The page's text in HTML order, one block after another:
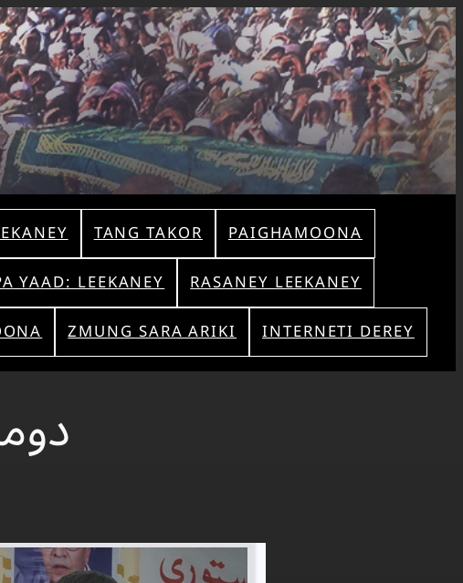
Skip
to
content
TANG TAKOR
PAIGHAMOONA
YAAD: LEEKANEY
RASANEY LEEKANEY
ZMUNG SARA ARIKI INTERNETI DEREY